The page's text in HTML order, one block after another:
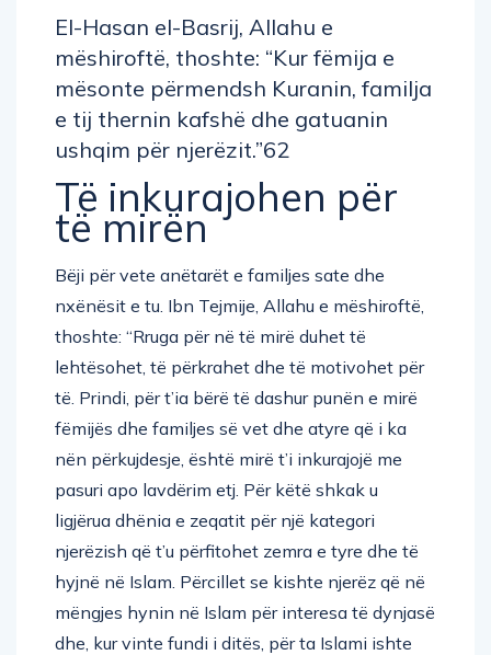
El-Hasan el-Basrij, Allahu e
mëshiroftë, thoshte: “Kur fëmija e
mësonte përmendsh Kuranin, familja
e tij thernin kafshë dhe gatuanin
ushqim për njerëzit.”62
Të inkurajohen për
të mirën
Bëji për vete anëtarët e familjes sate dhe
nxënësit e tu. Ibn Tejmije, Allahu e mëshiroftë,
thoshte: “Rruga për në të mirë duhet të
lehtësohet, të përkrahet dhe të motivohet për
të. Prindi, për t’ia bërë të dashur punën e mirë
fëmijës dhe familjes së vet dhe atyre që i ka
nën përkujdesje, është mirë t’i inkurajojë me
pasuri apo lavdërim etj. Për këtë shkak u
ligjërua dhënia e zeqatit për një kategori
njerëzish që t’u përfitohet zemra e tyre dhe të
hyjnë në Islam. Përcillet se kishte njerëz që në
mëngjes hynin në Islam për interesa të dynjasë
dhe, kur vinte fundi i ditës, për ta Islami ishte